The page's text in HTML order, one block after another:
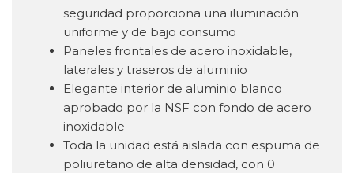
seguridad proporciona una iluminación
uniforme y de bajo consumo
Paneles frontales de acero inoxidable,
laterales y traseros de aluminio
Elegante interior de aluminio blanco
aprobado por la NSF con fondo de acero
inoxidable
Toda la unidad está aislada con espuma de
poliuretano de alta densidad, con 0